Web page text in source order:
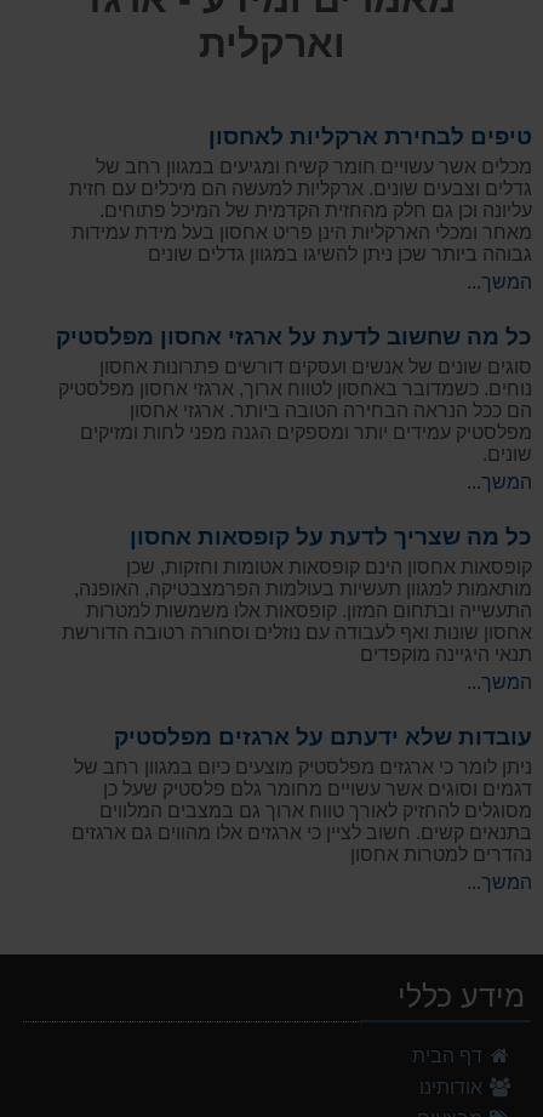
וארקלית
טיפים לבחירת ארקליות לאחסון
מכלים אשר עשויים חומר קשיח ומגיעים במגוון רחב של
גדלים וצבעים שונים. ארקליות למעשה הם מיכלים עם חזית
עליונה וכן גם חלק מהחזית הקדמית של המיכל פתוחים.
מאחר ומכלי הארקליות הינן פריט אחסון בעל מידת עמידות
גבוהה ביותר שכן ניתן להשיגו במגוון גדלים שונים
המשך...
כל מה שחשוב לדעת על ארגזי אחסון מפלסטיק
סוגים שונים של אנשים ועסקים דורשים פתרונות אחסון
נוחים. כשמדובר באחסון לטווח ארוך, ארגזי אחסון מפלסטיק
הם ככל הנראה הבחירה הטובה ביותר. ארגזי אחסון
מפלסטיק עמידים יותר ומספקים הגנה מפני לחות ומזיקים
שונים.
המשך...
כל מה שצריך לדעת על קופסאות אחסון
קופסאות אחסון הינם קופסאות אטומות וחזקות, שכן
מותאמות למגוון תעשיות בעולמות הפרמצבטיקה, האופנה,
התעשייה ובתחום המזון. קופסאות אלו משמשות למטרות
אחסון שונות ואף לעבודה עם נוזלים וסחורה רטובה הדורשת
תנאי היגיינה מוקפדים
המשך...
עובדות שלא ידעתם על ארגזים מפלסטיק
ניתן לומר כי ארגזים מפלסטיק מוצעים כיום במגוון רחב של
דגמים וסוגים אשר עשויים מחומר גלם פלסטיק שעל כן
מסוגלים להחזיק לאורך טווח ארוך גם במצבים המלווים
בתנאים קשים. חשוב לציין כי ארגזים אלו מהווים גם ארגזים
נהדרים למטרות אחסון
המשך...
מידע כללי
דף הבית
אודותינו